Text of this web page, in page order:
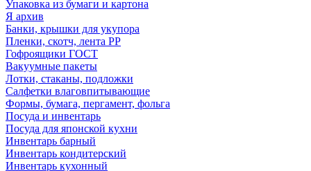
Упаковка из бумаги и картона
Я архив
Банки, крышки для укупора
Пленки, скотч, лента РР
Гофроящики ГОСТ
Вакуумные пакеты
Лотки, стаканы, подложки
Салфетки влаговпитывающие
Формы, бумага, пергамент, фольга
Посуда и инвентарь
Посуда для японской кухни
Инвентарь барный
Инвентарь кондитерский
Инвентарь кухонный